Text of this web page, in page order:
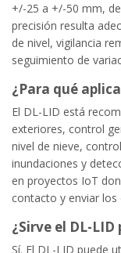
+/-25 a +/-50 mm,
precisión resulta
de nivel, vigilancia
seguimiento de
¿Para qué
El DL-LID está
exteriores, control
nivel de nieve,
inundaciones y
en proyectos IoT
contacto y enviar
¿Sirve el DL-
Sí. El DL-LID puede